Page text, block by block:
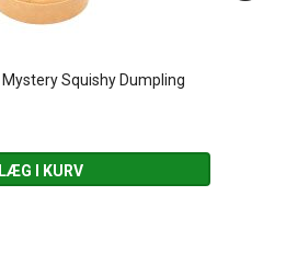
Mystery Squishy Dumpling
LÆG I KURV